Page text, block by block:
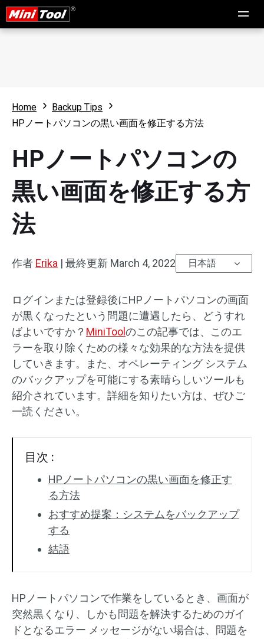
Home
Backup Tips
HPノートパソコンの黒い画面を修正する方法
HPノートパソコンの
黒い画面を修正する方
法
作者 Erika | 最終更新 March 4, 2022 日本語
ログインまたは登録後にHPノートパソコンの画面
が黒くなったという問題に遭遇したら、どうすれ
ばよいですか？ MiniToolのこの記事では、このエ
ラーを取り除くための様々な効果的な方法を提供
していきます。また、オペレーティング システム
のバックアップを可能にする素晴らしいツールも
紹介されています。詳細を知りたい方は、ぜひご
一読ください。
目次 :
HPノートパソコンの黒い画面を修正す
る方法
おすすめ提案：システムをバックアップ
する
結語
HPノートパソコンで作業をしているとき、画面が
突然黒くなり、しかも問題を解決するためのガイ
ドとなるエラー メッセージがない場合は、問題を